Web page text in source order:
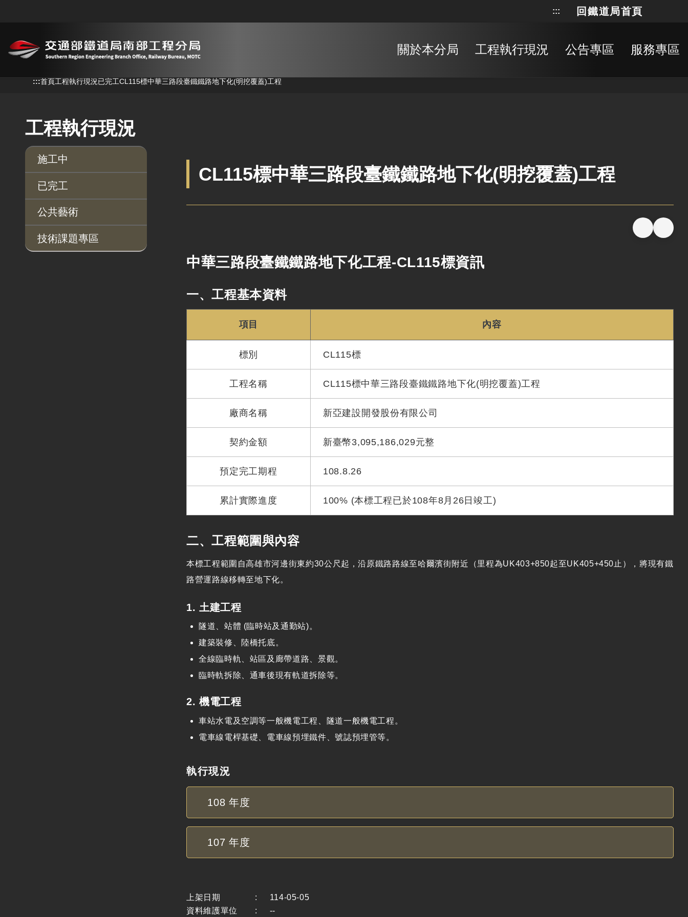
::: 回鐵道局首頁
關於本分局 工程執行現況 公告專區 服務專區
:::首頁工程執行現況已完工CL115標中華三路段臺鐵鐵路地下化(明挖覆蓋)工程
工程執行現況
施工中
已完工
公共藝術
技術課題專區
CL115標中華三路段臺鐵鐵路地下化(明挖覆蓋)工程
中華三路段臺鐵鐵路地下化工程-CL115標資訊
一、工程基本資料
項目 內容
標別 CL115標
工程名稱 CL115標中華三路段臺鐵鐵路地下化(明挖覆蓋)工程
廠商名稱 新亞建設開發股份有限公司
契約金額 新臺幣3,095,186,029元整
預定完工期程 108.8.26
累計實際進度 100% (本標工程已於108年8月26日竣工)
二、工程範圍與內容
本標工程範圍自高雄市河邊街東約30公尺起，沿原鐵路路線至哈爾濱街附近（里程為UK403+850起至UK405+450止），將現有鐵
路營運路線移轉至地下化。
1. 土建工程
隧道、站體 (臨時站及通勤站)。
建築裝修、陸橋托底。
全線臨時軌、站區及廊帶道路、景觀。
臨時軌拆除、通車後現有軌道拆除等。
2. 機電工程
車站水電及空調等一般機電工程、隧道一般機電工程。
電車線電桿基礎、電車線預埋鐵件、號誌預埋管等。
執行現況
108 年度
107 年度
上架日期 :
114-05-05
資料維護單位
:
--